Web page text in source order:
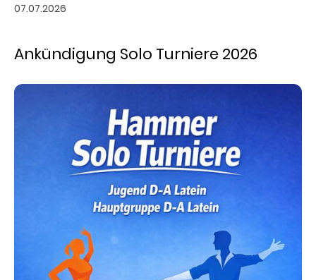
07.07.2026
Ankündigung Solo Turniere 2026